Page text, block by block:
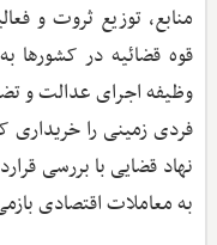
منابع، توزیع ثروت و
قوه قضائیه در کشورها
وظیفه اجرای عدالت و
فردی زمینی را خریداری
نهاد قضایی با بررسی
به معاملات اقتصادی